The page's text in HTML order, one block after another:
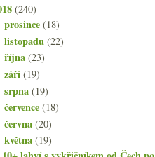
(240)
prosince(18)
listopadu(22)
října(23)
září(19)
srpna(19)
července(18)
června(20)
května(19)